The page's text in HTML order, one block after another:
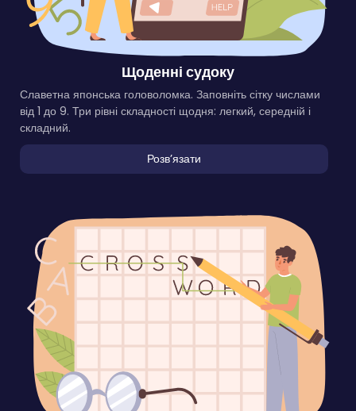
Щоденні судоку
Славетна японська головоломка. Заповніть сітку числами
від 1 до 9. Три рівні складності щодня: легкий, середній і
складний.
Розвʼязати